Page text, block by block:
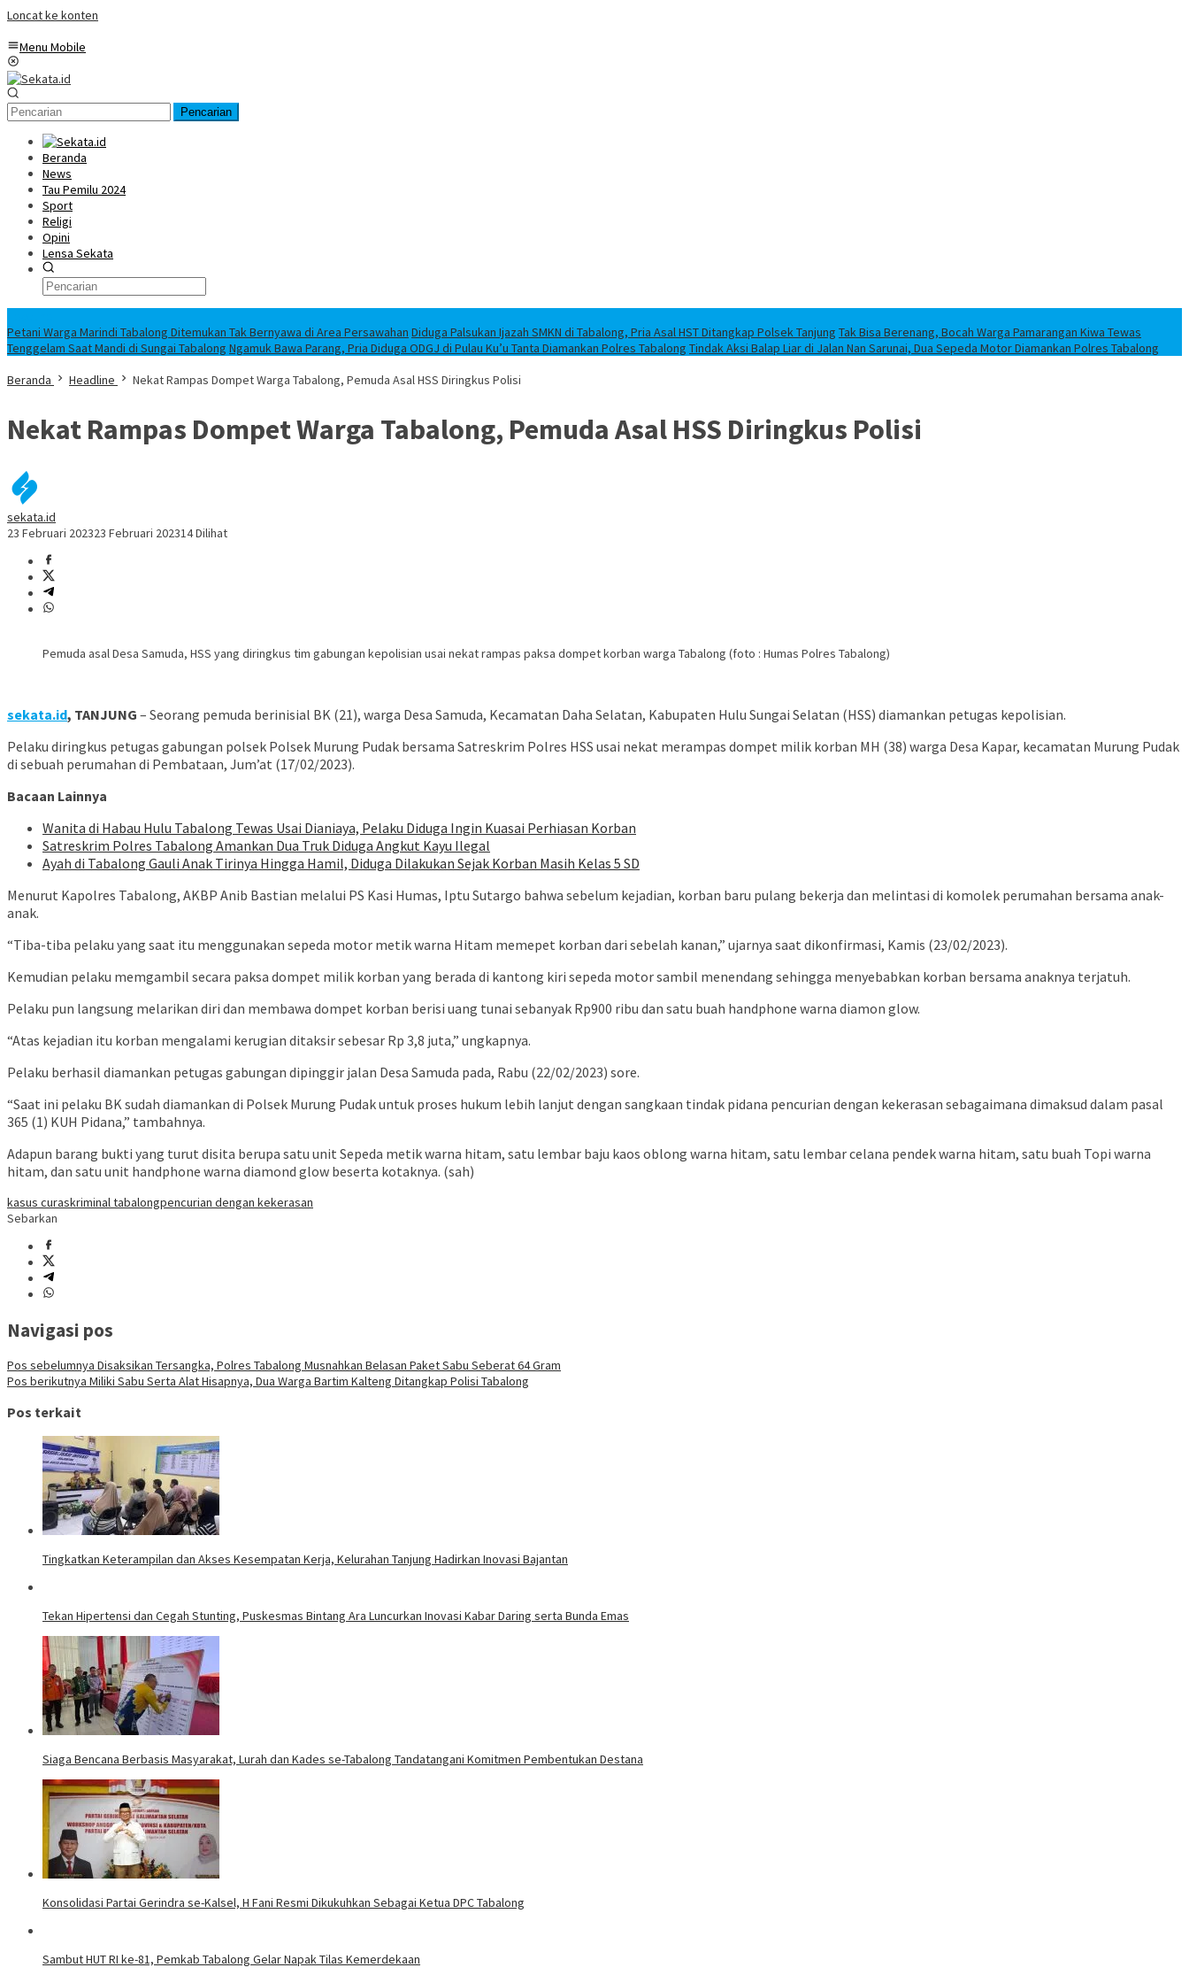
Loncat ke konten
Menu Mobile
Pencarian
Beranda
News
Tau Pemilu 2024
Sport
Religi
Opini
Lensa Sekata
Petani Warga Marindi Tabalong Ditemukan Tak Bernyawa di Area Persawahan Diduga Palsukan Ijazah SMKN di Tabalong, Pria Asal HST Ditangkap Polsek Tanjung Tak Bisa Berenang, Bocah Warga Pamarangan Kiwa Tewas
Tenggelam Saat Mandi di Sungai Tabalong Ngamuk Bawa Parang, Pria Diduga ODGJ di Pulau Ku’u Tanta Diamankan Polres Tabalong Tindak Aksi Balap Liar di Jalan Nan Sarunai, Dua Sepeda Motor Diamankan Polres Tabalong
Beranda
Headline Nekat Rampas Dompet Warga Tabalong, Pemuda Asal HSS Diringkus Polisi
Nekat Rampas Dompet Warga Tabalong, Pemuda Asal HSS Diringkus Polisi
sekata.id
23 Februari 202323 Februari 202314 Dilihat
Pemuda asal Desa Samuda, HSS yang diringkus tim gabungan kepolisian usai nekat rampas paksa dompet korban warga Tabalong (foto : Humas Polres Tabalong)
sekata.id, TANJUNG – Seorang pemuda berinisial BK (21), warga Desa Samuda, Kecamatan Daha Selatan, Kabupaten Hulu Sungai Selatan (HSS) diamankan petugas kepolisian.
Pelaku diringkus petugas gabungan polsek Polsek Murung Pudak bersama Satreskrim Polres HSS usai nekat merampas dompet milik korban MH (38) warga Desa Kapar, kecamatan Murung Pudak
di sebuah perumahan di Pembataan, Jum’at (17/02/2023).
Bacaan Lainnya
Wanita di Habau Hulu Tabalong Tewas Usai Dianiaya, Pelaku Diduga Ingin Kuasai Perhiasan Korban
Satreskrim Polres Tabalong Amankan Dua Truk Diduga Angkut Kayu Ilegal
Ayah di Tabalong Gauli Anak Tirinya Hingga Hamil, Diduga Dilakukan Sejak Korban Masih Kelas 5 SD
Menurut Kapolres Tabalong, AKBP Anib Bastian melalui PS Kasi Humas, Iptu Sutargo bahwa sebelum kejadian, korban baru pulang bekerja dan melintasi di komolek perumahan bersama anak-
anak.
“Tiba-tiba pelaku yang saat itu menggunakan sepeda motor metik warna Hitam memepet korban dari sebelah kanan,” ujarnya saat dikonfirmasi, Kamis (23/02/2023).
Kemudian pelaku memgambil secara paksa dompet milik korban yang berada di kantong kiri sepeda motor sambil menendang sehingga menyebabkan korban bersama anaknya terjatuh.
Pelaku pun langsung melarikan diri dan membawa dompet korban berisi uang tunai sebanyak Rp900 ribu dan satu buah handphone warna diamon glow.
“Atas kejadian itu korban mengalami kerugian ditaksir sebesar Rp 3,8 juta,” ungkapnya.
Pelaku berhasil diamankan petugas gabungan dipinggir jalan Desa Samuda pada, Rabu (22/02/2023) sore.
“Saat ini pelaku BK sudah diamankan di Polsek Murung Pudak untuk proses hukum lebih lanjut dengan sangkaan tindak pidana pencurian dengan kekerasan sebagaimana dimaksud dalam pasal
365 (1) KUH Pidana,” tambahnya.
Adapun barang bukti yang turut disita berupa satu unit Sepeda metik warna hitam, satu lembar baju kaos oblong warna hitam, satu lembar celana pendek warna hitam, satu buah Topi warna
hitam, dan satu unit handphone warna diamond glow beserta kotaknya. (sah)
kasus curaskriminal tabalongpencurian dengan kekerasan
Sebarkan
Navigasi pos
Pos sebelumnya Disaksikan Tersangka, Polres Tabalong Musnahkan Belasan Paket Sabu Seberat 64 Gram
Pos berikutnya Miliki Sabu Serta Alat Hisapnya, Dua Warga Bartim Kalteng Ditangkap Polisi Tabalong
Pos terkait
Tingkatkan Keterampilan dan Akses Kesempatan Kerja, Kelurahan Tanjung Hadirkan Inovasi Bajantan
Tekan Hipertensi dan Cegah Stunting, Puskesmas Bintang Ara Luncurkan Inovasi Kabar Daring serta Bunda Emas
Siaga Bencana Berbasis Masyarakat, Lurah dan Kades se-Tabalong Tandatangani Komitmen Pembentukan Destana
Konsolidasi Partai Gerindra se-Kalsel, H Fani Resmi Dikukuhkan Sebagai Ketua DPC Tabalong
Sambut HUT RI ke-81, Pemkab Tabalong Gelar Napak Tilas Kemerdekaan